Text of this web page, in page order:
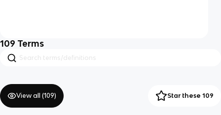
109 Terms
View all (109) Star these 109